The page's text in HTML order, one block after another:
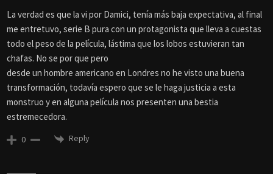
La verdad es que la vi por Damici, tenía más baja expectativa, al final
me entretuvo, serie B pura con un protagonista que lleva a cuestas
todo el peso de la película, lástima que los lobos estuvieran tan
chafas. No se por que pero
desde un hombre americano en Londres no he visto una buena
transformación, todavía espero que se le haga justicia a esta
monstruo y en alguna película nos presenten una bestia
estremecedora.
0 Reply